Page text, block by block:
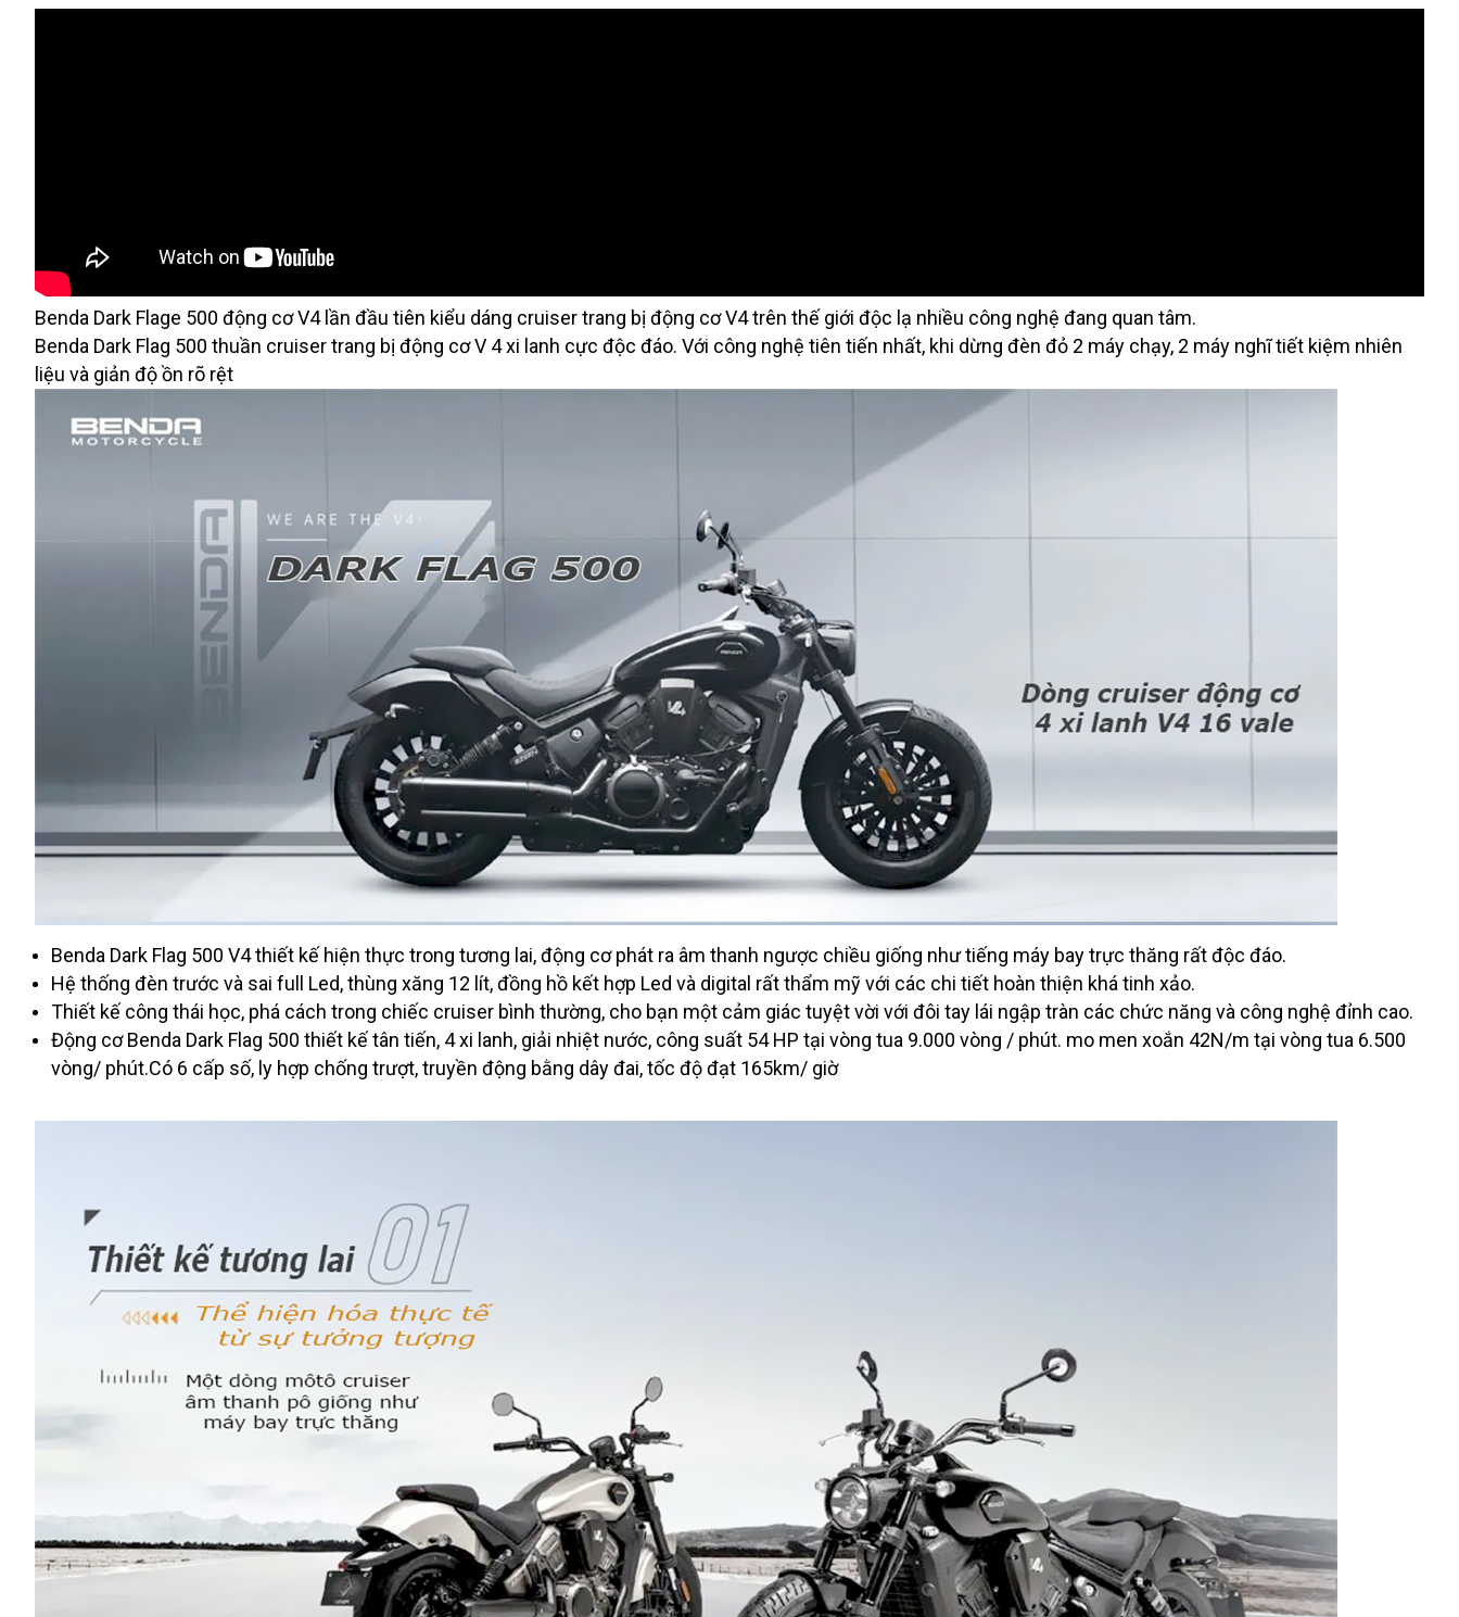
Benda Dark Flage 500 động cơ V4 lần đầu tiên kiểu dáng cruiser trang bị động cơ V4 trên thế giới độc lạ nhiều công nghệ đang quan tâm.
Benda Dark Flag 500 thuần cruiser trang bị động cơ V 4 xi lanh cực độc đáo. Với công nghệ tiên tiến nhất, khi dừng đèn đỏ 2 máy chạy, 2 máy nghĩ tiết kiệm nhiên
liệu và giản độ ồn rõ rệt
Benda Dark Flag 500 V4 thiết kế hiện thực trong tương lai, động cơ phát ra âm thanh ngược chiều giống như tiếng máy bay trực thăng rất độc đáo.
Hệ thống đèn trước và sai full Led, thùng xăng 12 lít, đồng hồ kết hợp Led và digital rất thẩm mỹ với các chi tiết hoàn thiện khá tinh xảo.
Thiết kế công thái học, phá cách trong chiếc cruiser bình thường, cho bạn một cảm giác tuyệt vời với đôi tay lái ngập tràn các chức năng và công nghệ đỉnh cao.
Động cơ Benda Dark Flag 500 thiết kế tân tiến, 4 xi lanh, giải nhiệt nước, công suất 54 HP tại vòng tua 9.000 vòng / phút. mo men xoắn 42N/m tại vòng tua 6.500
vòng/ phút.Có 6 cấp số, ly hợp chống trượt, truyền động bằng dây đai, tốc độ đạt 165km/ giờ